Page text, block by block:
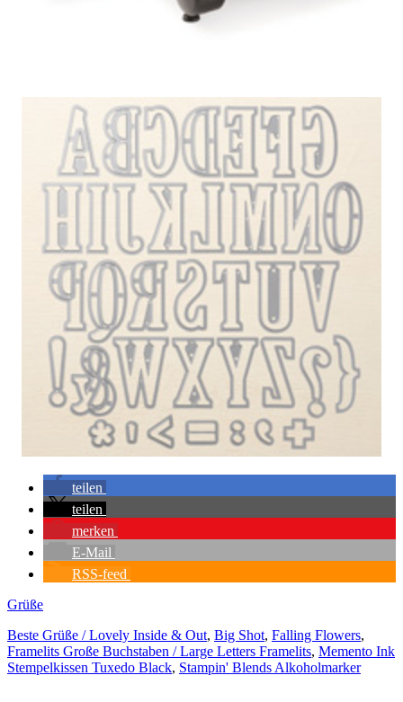
teilen
teilen
merken
E-Mail
RSS-feed
Grüße
Beste Grüße / Lovely Inside & Out, Big Shot, Falling Flowers,
Framelits Große Buchstaben / Large Letters Framelits, Memento Ink
Stempelkissen Tuxedo Black, Stampin' Blends Alkoholmarker